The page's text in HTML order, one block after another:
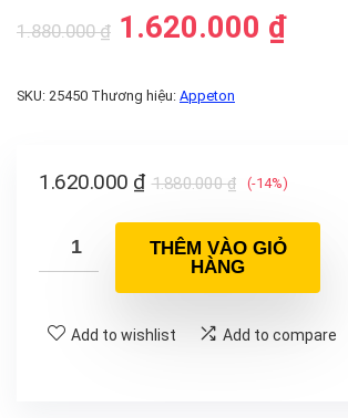
1.880.000₫ 1.620.000 ₫
SKU: 25450 Thương hiệu: Appeton
1.880.000₫
1.620.000 ₫ (-14%)
THÊM VÀO GIỎ
HÀNG
Add to wishlist Add to compare